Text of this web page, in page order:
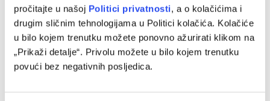
pročitajte u našoj Politici privatnosti, a o kolačićima i
drugim sličnim tehnologijama u Politici kolačića. Kolačiće
u bilo kojem trenutku možete ponovno ažurirati klikom na
„Prikaži detalje“. Privolu možete u bilo kojem trenutku
povući bez negativnih posljedica.